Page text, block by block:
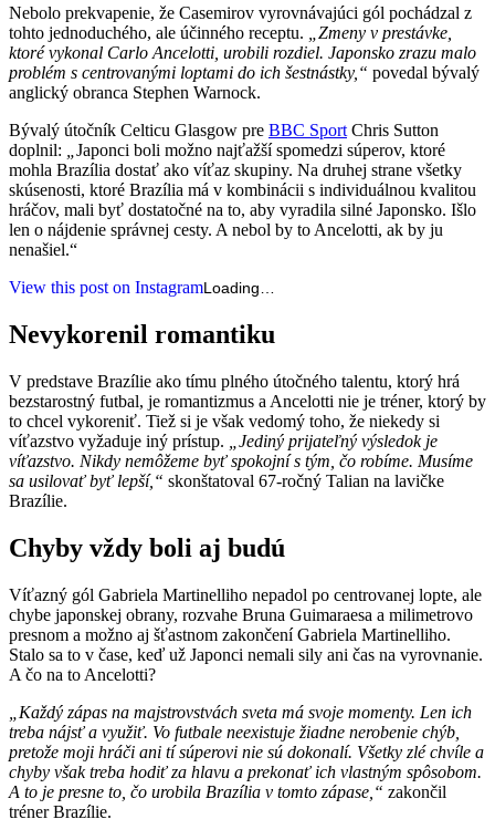
Nebolo prekvapenie, že Casemirov vyrovnávajúci gól pochádzal z
tohto jednoduchého, ale účinného receptu.
„Zmeny v prestávke,
ktoré vykonal Carlo Ancelotti, urobili rozdiel. Japonsko zrazu malo
problém s centrovanými loptami do ich šestnástky,“ povedal bývalý
anglický obranca Stephen Warnock.
Bývalý útočník Celticu Glasgow pre BBC Sport Chris Sutton
doplnil:
Japonci boli možno najťažší spomedzi súperov, ktoré
mohla Brazília dostať ako víťaz skupiny. Na druhej strane všetky
skúsenosti, ktoré Brazília má v kombinácii s individuálnou kvalitou
hráčov, mali byť dostatočné na to, aby vyradila silné Japonsko. Išlo
len o nájdenie správnej cesty. A nebol by to Ancelotti, ak by ju
nenašiel.“
View this post on InstagramLoading…
Nevykorenil romantiku
V predstave Brazílie ako tímu plného útočného talentu, ktorý hrá
bezstarostný futbal, je romantizmus a Ancelotti nie je tréner, ktorý by
to chcel vykoreniť. Tiež si je však vedomý toho, že niekedy si
víťazstvo vyžaduje iný prístup.
„Jediný prijateľný výsledok je
víťazstvo. Nikdy nemôžeme byť spokojní s tým, čo robíme. Musíme
sa usilovať byť lepší,“ skonštatoval 67-ročný Talian na lavičke
Brazílie.
Chyby vždy boli aj budú
Víťazný gól Gabriela Martinelliho nepadol po centrovanej lopte, ale
chybe japonskej obrany, rozvahe Bruna Guimaraesa a milimetrovo
presnom a možno aj šťastnom zakončení Gabriela Martinelliho.
Stalo sa to v čase, keď už Japonci nemali sily ani čas na vyrovnanie.
A čo na to Ancelotti?
„Každý zápas na majstrovstvách sveta má svoje momenty. Len ich
treba nájsť a využiť. Vo futbale neexistuje žiadne nerobenie chýb,
pretože moji hráči ani tí súperovi nie sú dokonalí. Všetky zlé chvíle a
chyby však treba hodiť za hlavu a prekonať ich vlastným spôsobom.
A to je presne to, čo urobila Brazília v tomto zápase,“ zakončil
tréner Brazílie.